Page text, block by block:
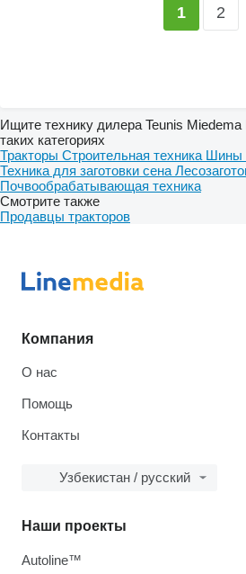
1 2
Ищите технику дилера Teunis
таких категориях
Тракторы Строительная техника Шины
Техника для заготовки сена
Почвообрабатывающая техника
Смотрите также
Продавцы тракторов
Компания
О нас
Помощь
Контакты
Узбекистан / русский
Наши проекты
Autoline™